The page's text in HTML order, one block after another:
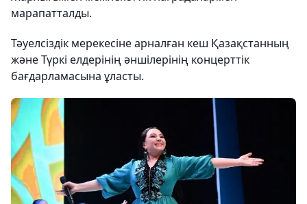
марапатталды.
Тәуелсіздік мерекесіне арналған кеш Қазақстанның
және Түркі елдерінің әншілерінің концерттік
бағдарламасына ұласты.